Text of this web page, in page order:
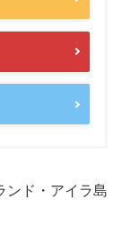
ンド・アイラ島